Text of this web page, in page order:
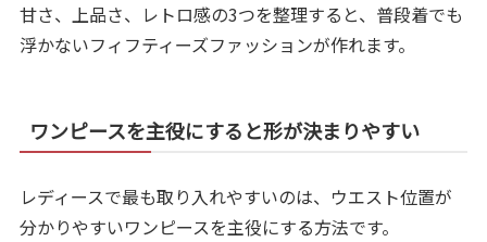
甘さ、上品さ、レトロ感の3つを整理すると、普段着でも
浮かないフィフティーズファッションが作れます。
ワンピースを主役にすると形が決まりやすい
レディースで最も取り入れやすいのは、ウエスト位置が
分かりやすいワンピースを主役にする方法です。